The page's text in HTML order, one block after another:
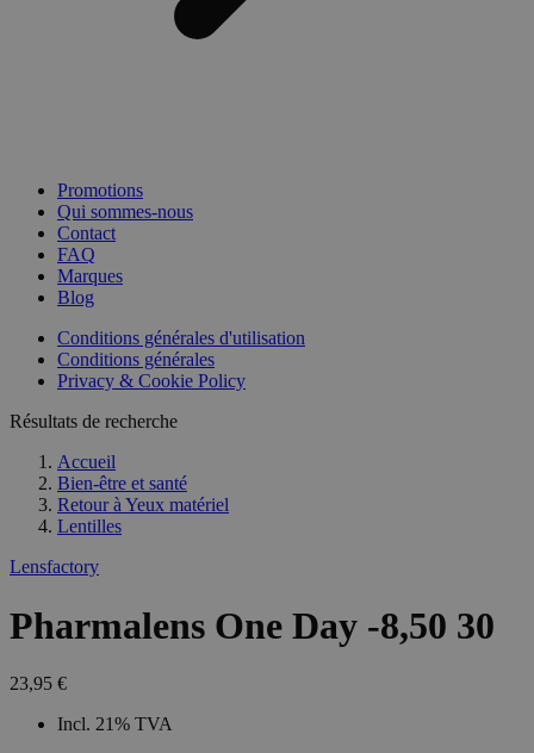
Promotions
Qui sommes-nous
Contact
FAQ
Marques
Blog
Conditions générales d'utilisation
Conditions générales
Privacy & Cookie Policy
Résultats de recherche
Accueil
Bien-être et santé
Retour à Yeux matériel
Lentilles
Lensfactory
Pharmalens One Day -8,50 30
23,95 €
Incl. 21% TVA